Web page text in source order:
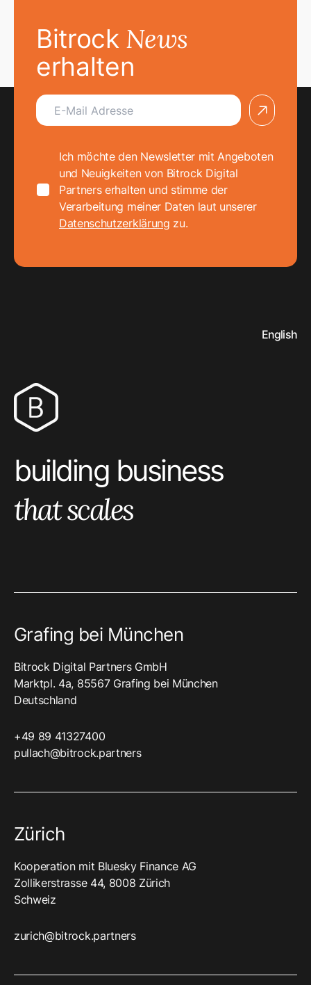
Bitrock News
erhalten
arrow
Ich möchte den Newsletter mit Angeboten und
Ich möchte den Newsletter mit Angeboten
und Neuigkeiten von Bitrock Digital
Partners erhalten und stimme der
Verarbeitung meiner Daten laut unserer
Datenschutzerklärung zu.
English
building business
that scales
Grafing bei München
Bitrock Digital Partners GmbH
Marktpl. 4a, 85567 Grafing bei München
Deutschland
+49 89 41327400‬
pullach@bitrock.partners
Zürich
Kooperation mit Bluesky Finance AG
Zollikerstrasse 44, 8008 Zürich
Schweiz
zurich@bitrock.partners